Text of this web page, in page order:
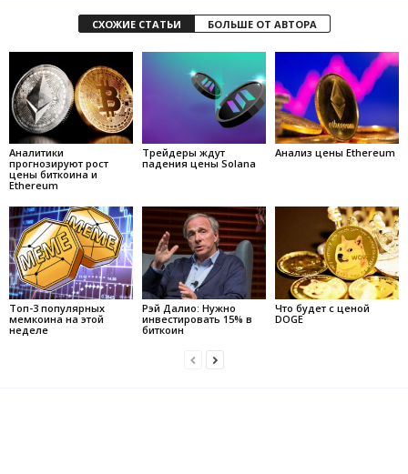
СХОЖИЕ СТАТЬИ БОЛЬШЕ ОТ АВТОРА
Аналитики
прогнозируют рост
цены биткоина и
Ethereum
Трейдеры ждут
падения цены Solana
Анализ цены Ethereum
Топ-3 популярных
мемкоина на этой
неделе
Рэй Далио: Нужно
инвестировать 15% в
биткоин
Что будет с ценой
DOGE